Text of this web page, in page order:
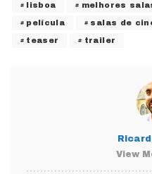
lisboa melhores
película salas de
teaser trailer
View